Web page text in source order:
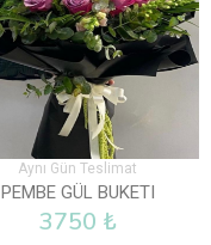
Aynı Gün Teslimat
PEMBE GÜL BUKETI
3750 ₺